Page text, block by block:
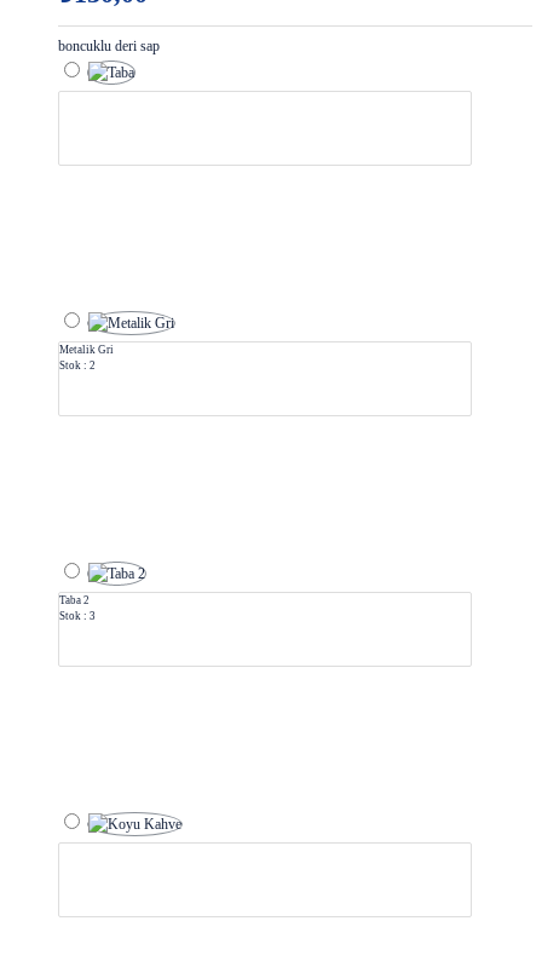
boncuklu deri sap
Metalik Gri
Stok : 2
Taba 2
Stok : 3